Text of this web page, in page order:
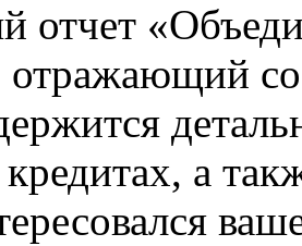
отчет
отражающий
а